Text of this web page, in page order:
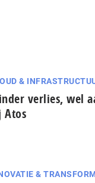
&
verlies, wel
Atos
&